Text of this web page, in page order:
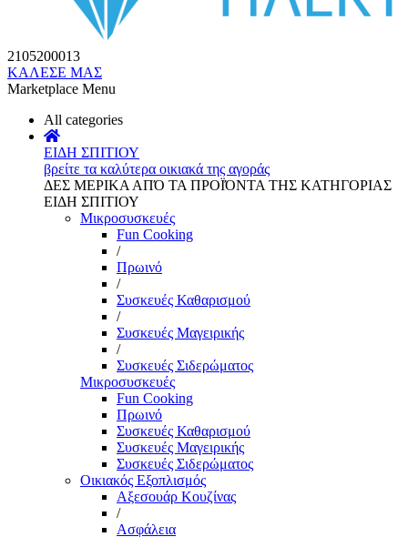
2105200013
ΚΑΛΕΣΕ ΜΑΣ
Marketplace Menu
All categories
ΕΙΔΗ ΣΠΙΤΙΟΥ
βρείτε τα καλύτερα οικιακά της αγοράς
ΔΕΣ ΜΕΡΙΚΑ ΑΠΌ ΤΑ ΠΡΟΪΌΝΤΑ ΤΗΣ ΚΑΤΗΓΟΡΙΑΣ
ΕΙΔΗ ΣΠΙΤΙΟΥ
Μικροσυσκευές
Fun Cooking
/
Πρωινό
/
Συσκευές Καθαρισμού
/
Συσκευές Μαγειρικής
/
Συσκευές Σιδερώματος
Μικροσυσκευές
Fun Cooking
Πρωινό
Συσκευές Καθαρισμού
Συσκευές Μαγειρικής
Συσκευές Σιδερώματος
Οικιακός Εξοπλισμός
Αξεσουάρ Κουζίνας
/
Ασφάλεια